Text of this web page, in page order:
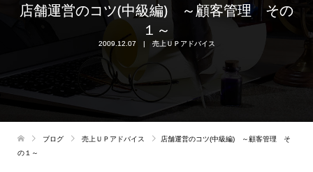
店舗運営のコツ(中級編) ～顧客管理 その
１～
2009.12.07 売上ＵＰアドバイス
ブログ 売上ＵＰアドバイス
店舗運営のコツ(中級編) ～顧客管理 そ
の１～